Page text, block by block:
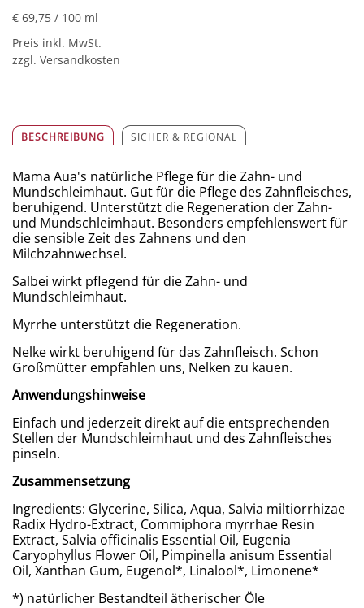
€ 69,75 / 100 ml
Preis inkl. MwSt.
zzgl. Versandkosten
BESCHREIBUNG SICHER & REGIONAL
Mama Aua's natürliche Pflege für die Zahn- und
Mundschleimhaut. Gut für die Pflege des Zahnfleisches,
beruhigend. Unterstützt die Regeneration der Zahn-
und Mundschleimhaut. Besonders empfehlenswert für
die sensible Zeit des Zahnens und den
Milchzahnwechsel.
Salbei wirkt pflegend für die Zahn- und
Mundschleimhaut.
Myrrhe unterstützt die Regeneration.
Nelke wirkt beruhigend für das Zahnfleisch. Schon
Großmütter empfahlen uns, Nelken zu kauen.
Anwendungshinweise
Einfach und jederzeit direkt auf die entsprechenden
Stellen der Mundschleimhaut und des Zahnfleisches
pinseln.
Zusammensetzung
Ingredients: Glycerine, Silica, Aqua, Salvia miltiorrhizae
Radix Hydro-Extract, Commiphora myrrhae Resin
Extract, Salvia officinalis Essential Oil, Eugenia
Caryophyllus Flower Oil, Pimpinella anisum Essential
Oil, Xanthan Gum, Eugenol*, Linalool*, Limonene*
*) natürlicher Bestandteil ätherischer Öle